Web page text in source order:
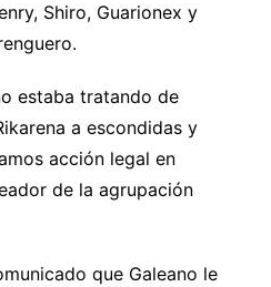
Shiro, Guarionex y
estaba tratando de
a escondidas y
acción legal en
de la agrupación
que Galeano le